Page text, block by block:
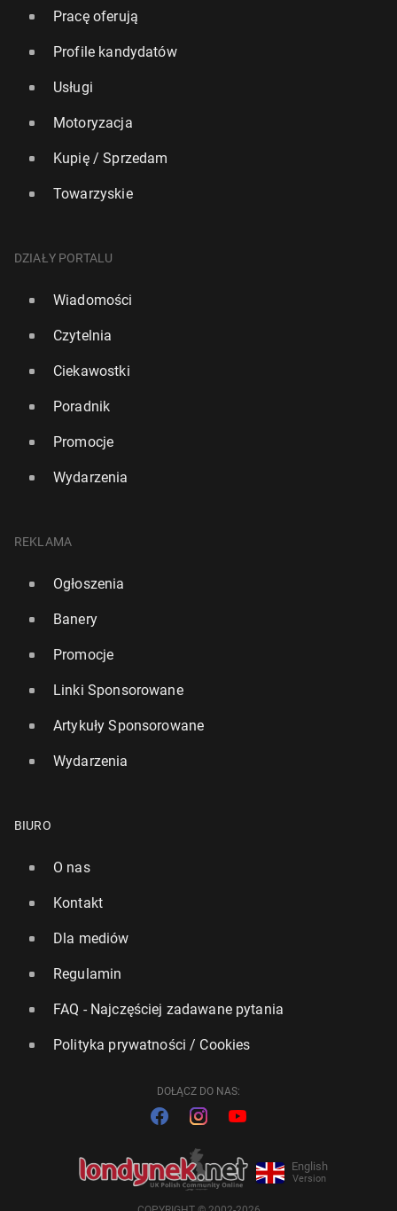
Pracę oferują
Profile kandydatów
Usługi
Motoryzacja
Kupię / Sprzedam
Towarzyskie
DZIAŁY PORTALU
Wiadomości
Czytelnia
Ciekawostki
Poradnik
Promocje
Wydarzenia
REKLAMA
Ogłoszenia
Banery
Promocje
Linki Sponsorowane
Artykuły Sponsorowane
Wydarzenia
BIURO
O nas
Kontakt
Dla mediów
Regulamin
FAQ - Najczęściej zadawane pytania
Polityka prywatności / Cookies
DOŁĄCZ DO NAS:
English
Version